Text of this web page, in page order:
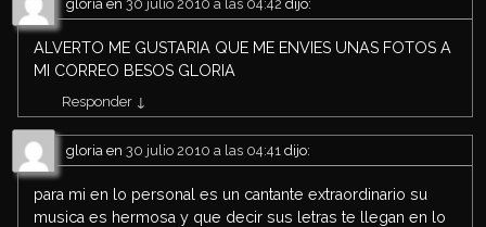
gloria en 30 julio 2010 a las 04:42 dijo:
ALVERTO ME GUSTARIA QUE ME ENVIES UNAS FOTOS A
MI CORREO BESOS GLORIA
Responder ↓
gloria en 30 julio 2010 a las 04:41 dijo:
para mi en lo personal es un cantante extraordinario su
musica es hermosa y que decir sus letras te llegan en lo